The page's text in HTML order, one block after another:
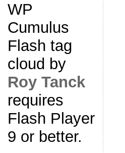
WP
Cumulus
Flash tag
cloud by
Roy Tanck
requires
Flash Player
9 or better.